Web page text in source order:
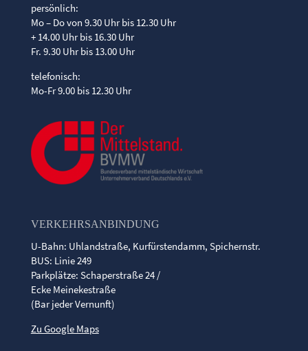
persönlich:
Mo – Do von 9.30 Uhr bis 12.30 Uhr
+ 14.00 Uhr bis 16.30 Uhr
Fr. 9.30 Uhr bis 13.00 Uhr
telefonisch:
Mo-Fr 9.00 bis 12.30 Uhr
VERKEHRSANBINDUNG
U-Bahn: Uhlandstraße, Kurfürstendamm, Spichernstr.
BUS: Linie 249
Parkplätze: Schaperstraße 24 /
Ecke Meinekestraße
(Bar jeder Vernunft)
Zu Google Maps